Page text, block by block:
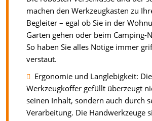
machen den Werkzeugkasten zu
Begleiter – egal ob Sie in der
Garten gehen oder beim Camping-
So haben Sie alles Nötige immer
verstaut.
Ergonomie und Langlebigkeit:
Werkzeugkoffer gefüllt überzeugt
seinen Inhalt, sondern auch durch
Verarbeitung. Die Handwerkzeuge